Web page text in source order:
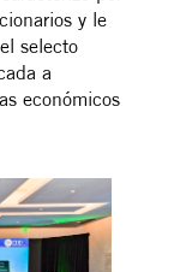
y le
selecto
a
económicos